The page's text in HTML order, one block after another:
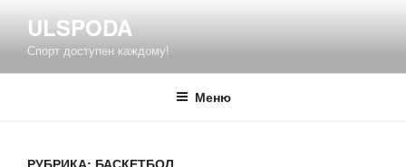
содержимому
ULSPODA
Спорт доступен каждому!
Меню
РУБРИКА: БАСКЕТБОЛ